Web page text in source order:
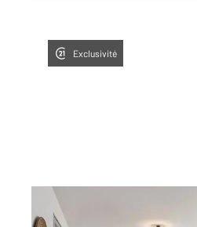
Exclusivité
LYON 69008
87,36 m
, 4 pièces